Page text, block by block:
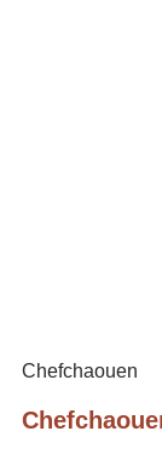
Chefchaouen